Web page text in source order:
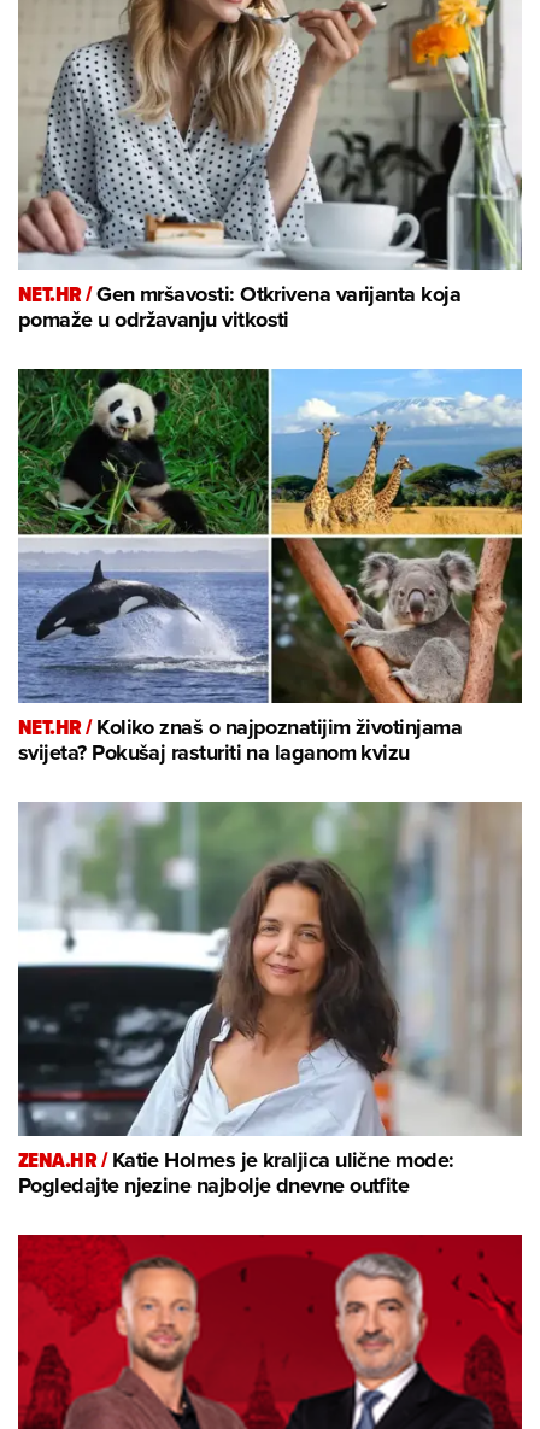
NET.HR /Gen mršavosti: Otkrivena varijanta koja
pomaže u održavanju vitkosti
NET.HR /Koliko znaš o najpoznatijim životinjama
svijeta? Pokušaj rasturiti na laganom kvizu
ZENA.HR /Katie Holmes je kraljica ulične mode:
Pogledajte njezine najbolje dnevne outfite